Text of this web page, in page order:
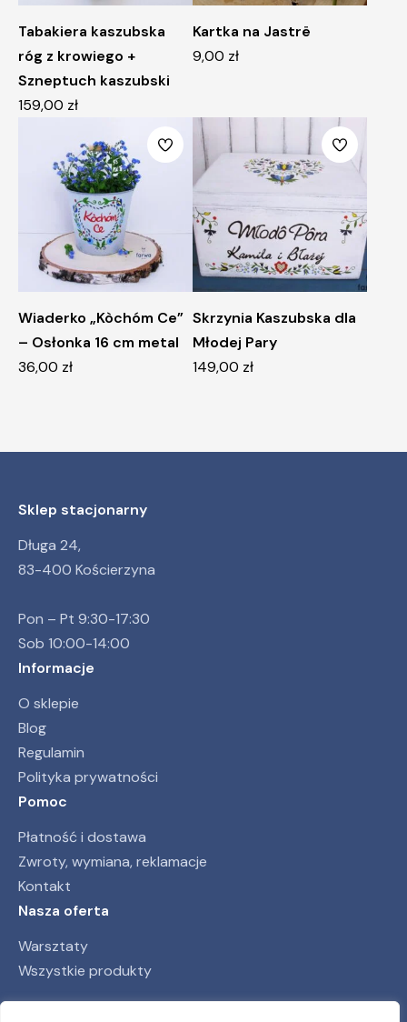
Tabakiera kaszubska
róg z krowiego +
Szneptuch kaszubski
159,00 zł
Kartka na Jastrë
9,00 zł
Wiaderko „Kòchóm Ce”
– Osłonka 16 cm metal
36,00 zł
Skrzynia Kaszubska dla
Młodej Pary
149,00 zł
Sklep stacjonarny
Długa 24,
83-400 Kościerzyna
Pon – Pt 9:30-17:30
Sob 10:00-14:00
Informacje
O sklepie
Blog
Regulamin
Polityka prywatności
Pomoc
Płatność i dostawa
Zwroty, wymiana, reklamacje
Kontakt
Nasza oferta
Warsztaty
Wszystkie produkty